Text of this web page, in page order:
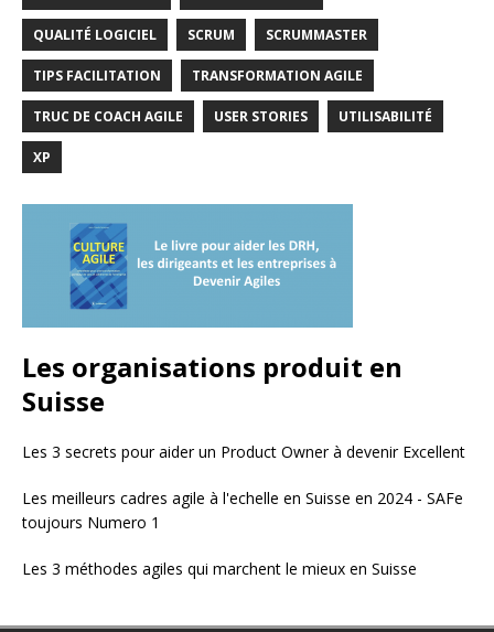
QUALITÉ LOGICIEL SCRUM SCRUMMASTER
TIPS FACILITATION TRANSFORMATION AGILE
TRUC DE COACH AGILE USER STORIES UTILISABILITÉ
XP
Les organisations produit en
Suisse
Les 3 secrets pour aider un Product Owner à devenir Excellent
Les meilleurs cadres agile à l'echelle en Suisse en 2024 - SAFe
toujours Numero 1
Les 3 méthodes agiles qui marchent le mieux en Suisse